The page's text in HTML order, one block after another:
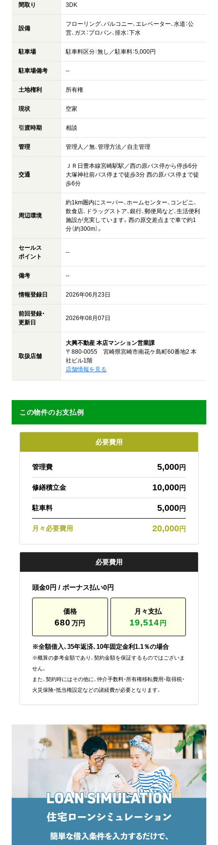
間取り 3DK
設備
フローリング、バルコニー、エレベーター、水道：公
営、ガス：プロパン、排水：下水
駐車場 駐車料区分：無し／駐車料：5,000円
駐車場備考 --
土地権利 所有権
現状 空家
引渡時期 相談
管理 管理人／無、管理方法／自主管理
交通
ＪＲ日豊本線宮崎駅駅／西の原バス停から停歩6分
大塚神社前バス停まで徒歩3分 西の原バス停まで徒
歩6分
周辺環境
約1km圏内にスーパー、ホームセンター、コンビニ、
飲食店、ドラッグストア、銀行、郵便局など、生活便利
施設が充実しています。西の原交差点まで車で約1
分（約300m）。
セールス
ポイント
--
備考 --
情報登録日 2026年06月23日
前回登録・
更新日
2026年08月07日
取扱店舗
大興不動産 本店マンション営業課
〒880-0055 宮崎県宮崎市南花ケ島町60番地2 本
社ビル1階
店舗情報を見る
この物件のお支払例
必要費用
管理費 5,000円
修繕積立金 10,000円
駐車料 5,000円
月々必要費用 20,000円
必要費用
頭金0円 / ボーナス払い0円
価格
680万円
月々支払
19,514円
※全額借入、35年返済、10年固定金利1.1％の場合
※概算の参考金額であり、契約金額を保証するものではございま
せん。
また、契約時にはその他に、仲介手数料・所有権移転費用・取得税・
火災保険・抵当権設定などの諸経費が必要となります。